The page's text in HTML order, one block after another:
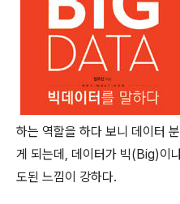
하는 역할을 하다 보니 데이터
게 되는데, 데이터가 빅(Big)이
도된 느낌이 강하다.